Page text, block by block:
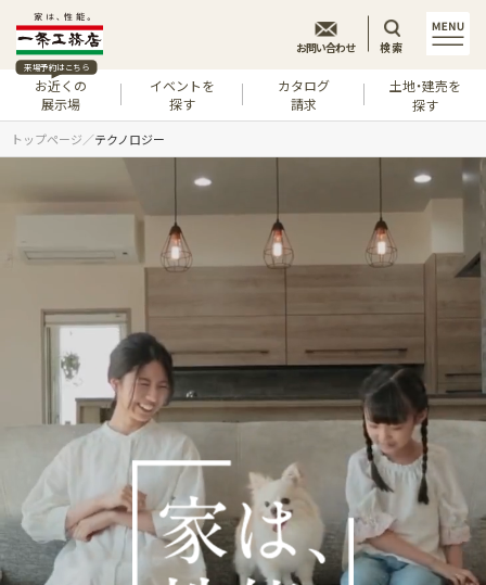
来場予約はこちら
お近くの
展示場
イベントを
探す
カタログ
請求
土地・建売を
探す
お問い合わせ 検索
トップページ テクノロジー